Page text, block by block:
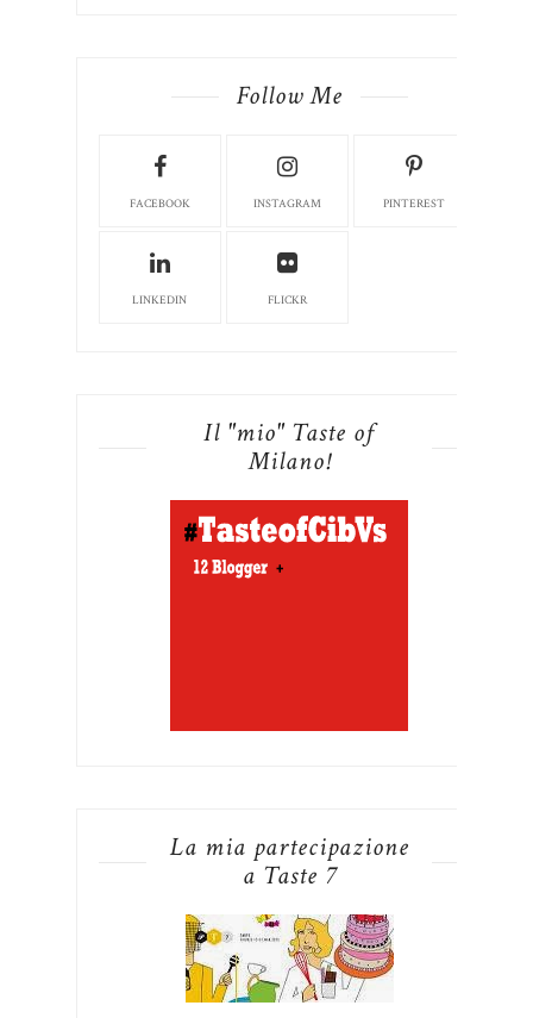
Follow Me
FACEBOOK INSTAGRAM PINTEREST
LINKEDIN FLICKR
Il "mio" Taste of
Milano!
La mia partecipazione
a Taste 7